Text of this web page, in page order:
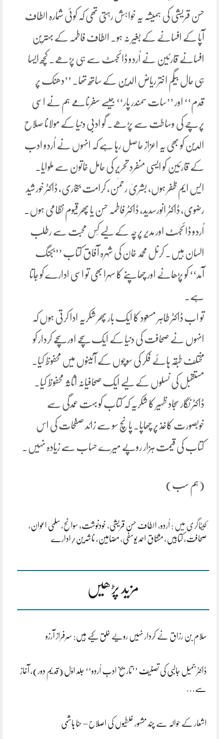
حسن قریشی کی ہمیشہ یہ خواہش رہتی تھی کہ کوئی شمارہ الطاف
آپا کے افسانے کے بغیر نہ ہو۔ الطاف فاطمہ کے بہترین
افسانے قارئین نے اُردو ڈائجسٹ سے ہی پڑھے۔ کچھ ایسا
ہی حال بیگم اختر ریاض الدین کے ساتھ تھا۔ ’’دھنک پر
قدم‘‘ اور ’’سات سمندر پار‘‘ جیسے سفرنامے ہم نے اسی
پرچے کی وساطت سے پڑھے۔ گو ادبی دنیا کے مولانا صلاح
الدین کو بھی یہ اعزاز حاصل رہا ہے کہ انہوں نے اُردو ادب
کے قارئین کو ایسی منفرد تحریر کی حامل خاتون سے ملوایا۔
ایس ایم ظفر ہوں، بشریٰ رحمٰن، کرامت بخاری، ڈاکٹر خورشید
رضوی، ڈاکٹر انورسدید، ڈاکٹر فاطمہ حسن یا پھر قیوم نظامی ہوں۔
اُردو ڈائجسٹ اور مدیرِ پرچہ کے لیے کِس محبت سے رطلب
السان ہیں۔ کرنل محمد خان کی شہرہ آفاق کتاب ’’بجنگ
آمد‘‘ کو پڑھانے اور چھاپنے کا سہرا بھی تو اسی ادارے کو جاتا
ہے۔
تو اب ڈاکٹر طاہر مسعود کا ایک بار پھر شکریہ ادا کرتی ہوں کہ
انہوں نے صحافت کی دنیا کے ایک سچے اور سُچے کردار کو
مختلف طبقہ ہائے فکر کی سوچوں کے آئینوں میں محفوظ کیا۔
مستقبل کی نسلوں کے لیے ایک صحافیانہ اثاثہ محفوظ کیا۔
ڈاکٹر نگار سجاد ظہیر کا شکریہ کہ کتاب کو بہت عمدگی سے
خوبصورت کاغذ پر چھاپا۔ پانچ سو سے زائد صفحات کی اس
کتاب کی قیمت ہزار روپے میرے حساب سے زیادہ نہیں۔
(ہم سب)
کیٹاگری میں : اُردو، الطاف حسن قریشی، خودنوشت، سوانح، سلمیٰ اعوان،
صحافت،کتابیں ، مشتاق احمد یوسفی، مضامین ، ناشرین/ادارے
مزید پڑھیں
سلام بن رزاق نے کردار نہیں رویے خلق کیے ہیں: سرفراز آرزو
ڈاکٹر جمیل جالبی کی تصنیف ’’تاریخ ادبِ اُردو‘‘ جلد اوّل (قدیم دور)، آغاز
سے…
اشعار کے حوالہ سے چند مشہور غلطیوں کی اصلاح – حنا ہاشمی